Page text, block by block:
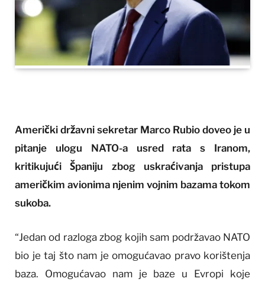
Američki državni sekretar Marco Rubio doveo je u
pitanje ulogu NATO-a usred rata s Iranom,
kritikujući Španiju zbog uskraćivanja pristupa
američkim avionima njenim vojnim bazama tokom
sukoba.
“Jedan od razloga zbog kojih sam podržavao NATO
bio je taj što nam je omogućavao pravo korištenja
baza. Omogućavao nam je baze u Evropi koje